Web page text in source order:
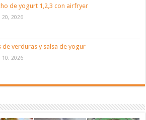
de yogurt 1,2,3 con airfryer
20, 2026
de verduras y salsa de yogur
10, 2026